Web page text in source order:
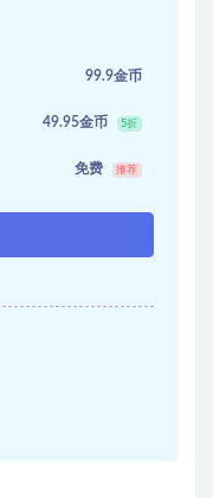
99.9金币
49.95金币 5折
免费 推荐